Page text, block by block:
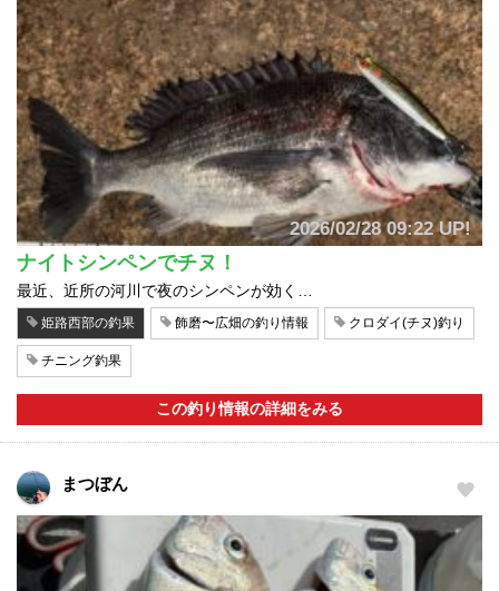
2026/02/28 09:22 UP!
ナイトシンペンでチヌ！
最近、近所の河川で夜のシンペンが効く…
姫路西部の釣果 飾磨〜広畑の釣り情報 クロダイ(チヌ)釣り
チニング釣果
この釣り情報の詳細をみる
まつぼん